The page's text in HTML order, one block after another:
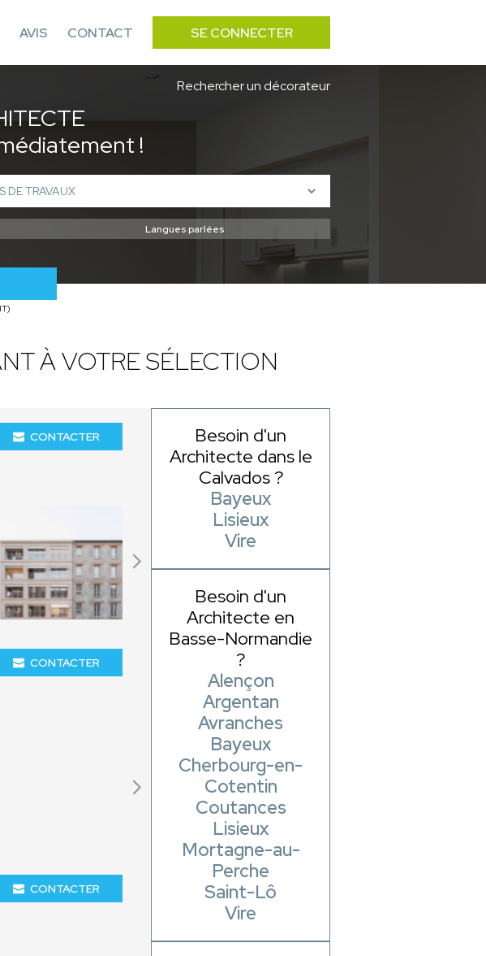
AVIS CONTACT SE CONNECTER
Rechercher un décorateur
!
À VOTRE SÉLECTION
CONTACTER
CONTACTER
CONTACTER
Besoin d'un
Architecte dans le
Calvados ?
Bayeux
Lisieux
Vire
Besoin d'un
Architecte en
Basse-Normandie
?
Alençon
Argentan
Avranches
Bayeux
Cherbourg-en-
Cotentin
Coutances
Lisieux
Mortagne-au-
Perche
Saint-Lô
Vire